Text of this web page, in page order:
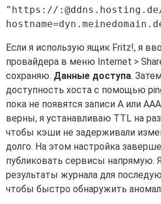
"https://
Если я использую ящик Fritz!, я
провайдера в меню Internet >
сохраняю. Данные доступа.
доступность хоста с помощью
пока не появятся записи A или
верны, я устанавливаю TTL на
чтобы кэши не задерживали
долго. На этом настройка
публиковать сервисы напрямую.
результаты журнала для
чтобы быстро обнаружить